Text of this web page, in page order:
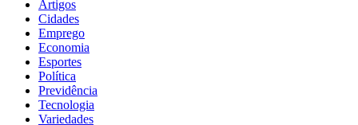
Artigos
Cidades
Emprego
Economia
Esportes
Política
Previdência
Tecnologia
Variedades